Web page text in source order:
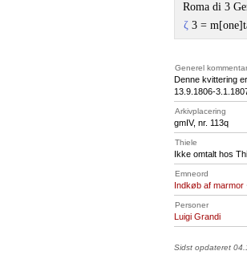
Roma di 3
ζ 3 =
Generel kommentar
Denne kvittering
13.9.1806-
Arkivplacering
gmIV, nr. 113q
Thiele
Ikke omtalt hos
Emneord
Indkøb af marmor
Personer
Luigi Grandi
Sidst opdateret